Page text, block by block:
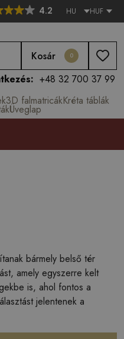
4.2 HU HUF
Kosár 0
+48 32 700 37 99
3D falmatricákKréta táblák
Üveglap
bármely belső tér
amely egyszerre kelt
is, ahol fontos a
jelentenek a